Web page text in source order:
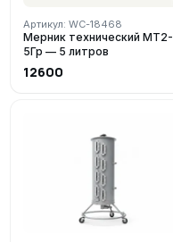
Артикул: WC-18468
Мерник технический МТ2-
5Гр — 5 литров
12600